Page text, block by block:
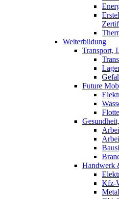
Weiterbildung
Transport,
Future
Handwerk
Kfz-